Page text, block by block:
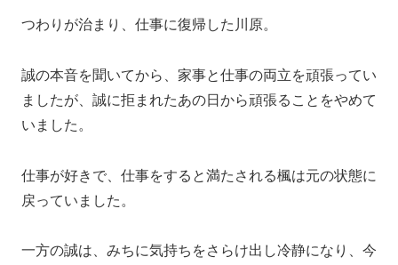
つわりが治まり、仕事に復帰した川原。
誠の本音を聞いてから、家事と仕事の両立を頑張ってい
ましたが、誠に拒まれたあの日から頑張ることをやめて
いました。
仕事が好きで、仕事をすると満たされる楓は元の状態に
戻っていました。
一方の誠は、みちに気持ちをさらけ出し冷静になり、今